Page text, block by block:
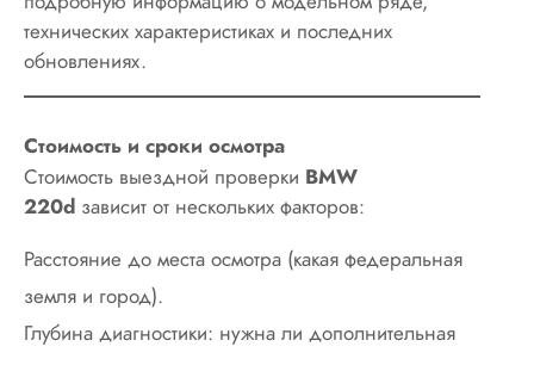
технических характеристиках и последних
обновлениях.
Стоимость и сроки осмотра
Стоимость выездной проверки BMW
220d зависит от нескольких факторов:
Расстояние до места осмотра (какая федеральная
земля и город).
Глубина диагностики: нужна ли дополнительная